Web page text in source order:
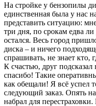
На стройке у бензопилы
единственная была у нас
представить ситуацию:
три дня, по срокам едва
остался. Весь город
диска – и ничего
спрашивать, не знает кто,
К счастью, друг
спасибо! Такие
как обещали! Я всё успел
следующий заказ. Опять
набрал для